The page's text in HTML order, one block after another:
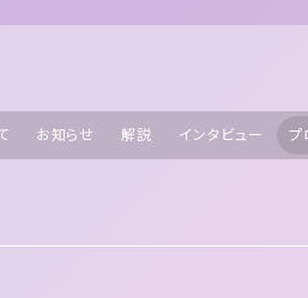
お知らせ 解説 インタビュー プ